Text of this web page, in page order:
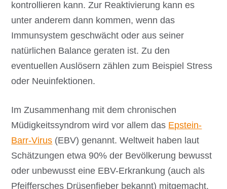
kontrollieren kann. Zur Reaktivierung kann es
unter anderem dann kommen, wenn das
Immunsystem geschwächt oder aus seiner
natürlichen Balance geraten ist. Zu den
eventuellen Auslösern zählen zum Beispiel Stress
oder Neuinfektionen.
Im Zusammenhang mit dem chronischen
Müdigkeitssyndrom wird vor allem das Epstein-
Barr-Virus (EBV) genannt. Weltweit haben laut
Schätzungen etwa 90% der Bevölkerung bewusst
oder unbewusst eine EBV-Erkrankung (auch als
Pfeiffersches Drüsenfieber bekannt) mitgemacht.